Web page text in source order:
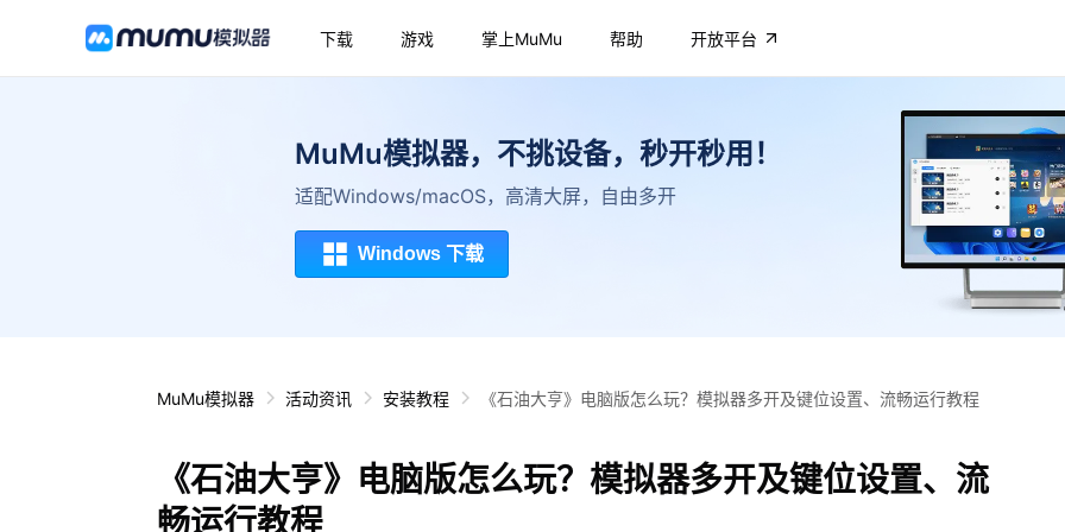
下载 游戏 掌上MuMu 帮助 开放平台
MuMu模拟器，不挑设备，秒开秒用！
适配Windows/macOS，高清大屏，自由多开
Windows 下载
MuMu模拟器 活动资讯 安装教程 《石油大亨》电脑版怎么玩？模拟器多开及键位设置、流畅运行教程
《石油大亨》电脑版怎么玩？模拟器多开及键位设置、流
畅运行教程